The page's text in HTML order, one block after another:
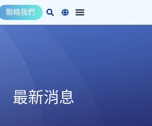
聯絡我們
最新消息